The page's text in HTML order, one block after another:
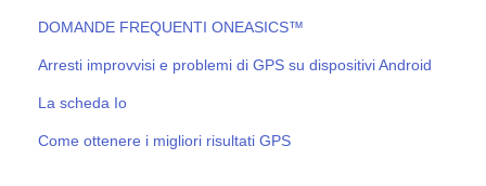
DOMANDE FREQUENTI ONEASICS™
Arresti improvvisi e problemi di GPS su dispositivi Android
La scheda Io
Come ottenere i migliori risultati GPS